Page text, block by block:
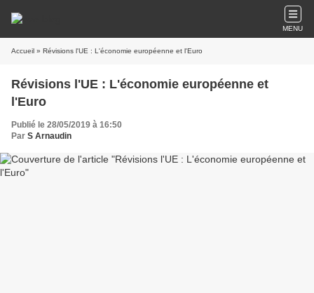
MENU
Accueil » Révisions l'UE : L'économie européenne et l'Euro
Révisions l'UE : L'économie européenne et
l'Euro
Publié le 28/05/2019 à 16:50
Par S Arnaudin